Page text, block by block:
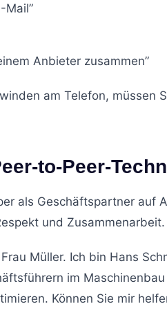
Mail”
Anbieter zusammen”
am Telefon, müssen
to-Peer-
als Geschäftspartner auf
und Zusammenarbeit.
Frau Müller. Ich bin Hans
im
Können Sie mir